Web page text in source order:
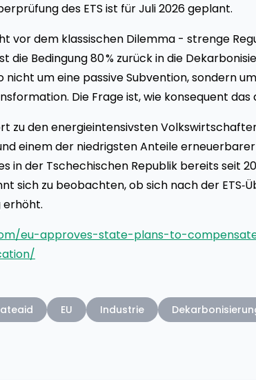
des ETS ist für Juli 2026 geplant.
vor dem klassischen Dilemma - strenge
die Bedingung 80 % zurück in die
um eine passive Subvention, sondern
Die Frage ist, wie konsequent
zu den energieintensivsten
einem der niedrigsten Anteile erneuerbarer
in der Tschechischen Republik bereits seit
sich zu beobachten, ob sich nach der
erhöht.
eu-approves-state-plans-to-
EU Industrie